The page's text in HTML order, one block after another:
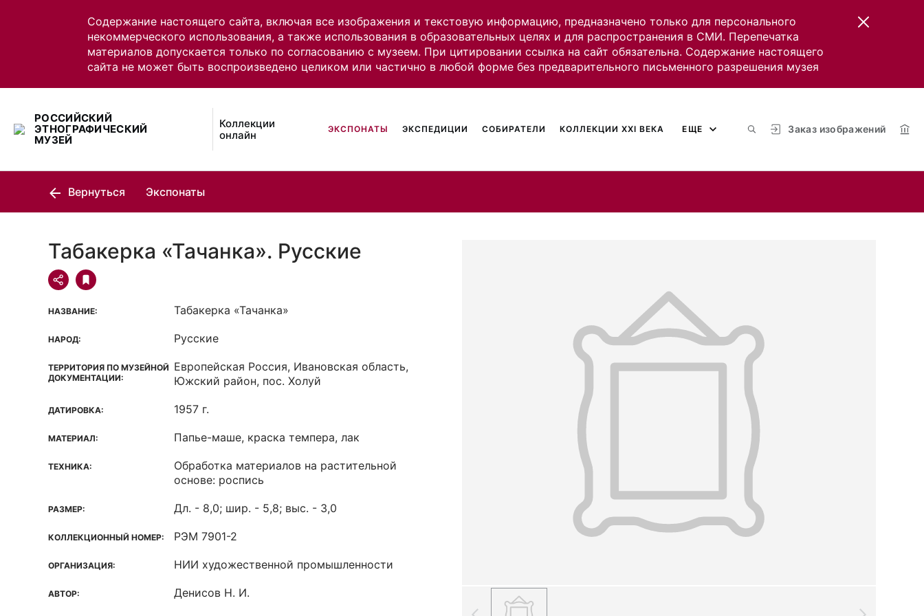
Содержание настоящего сайта, включая все изображения и текстовую информацию, предназначено только для персонального
некоммерческого использования, а также использования в образовательных целях и для распространения в СМИ. Перепечатка
материалов допускается только по согласованию с музеем. При цитировании ссылка на сайт обязательна. Содержание настоящего
сайта не может быть воспроизведено целиком или частично в любой форме без предварительного письменного разрешения музея
РОССИЙСКИЙ
ЭТНОГРАФИЧЕСКИЙ
МУЗЕЙ
Коллекции
онлайн
Заказ изображений
ЭКСПОНАТЫ ЭКСПЕДИЦИИ СОБИРАТЕЛИ КОЛЛЕКЦИИ XXI ВЕКА ЕЩЕ
Вернуться Экспонаты
Табакерка «Тачанка». Русские
НАЗВАНИЕ: Табакерка «Тачанка»
НАРОД: Русские
ТЕРРИТОРИЯ ПО МУЗЕЙНОЙ
ДОКУМЕНТАЦИИ:
Европейская Россия, Ивановская область,
Южский район, пос. Холуй
ДАТИРОВКА: 1957 г.
МАТЕРИАЛ: Папье-маше, краска темпера, лак
ТЕХНИКА:
Обработка материалов на растительной
основе: роспись
РАЗМЕР: Дл. - 8,0; шир. - 5,8; выс. - 3,0
КОЛЛЕКЦИОННЫЙ НОМЕР: РЭМ 7901-2
ОРГАНИЗАЦИЯ: НИИ художественной промышленности
АВТОР: Денисов Н. И.